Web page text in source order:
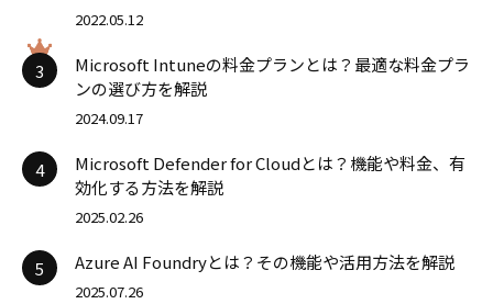
2022.05.12
3
Microsoft Intuneの料金プランとは？最適な料金プラ
ンの選び方を解説
2024.09.17
4
Microsoft Defender for Cloudとは？機能や料金、有
効化する方法を解説
2025.02.26
5 Azure AI Foundryとは？その機能や活用方法を解説
2025.07.26